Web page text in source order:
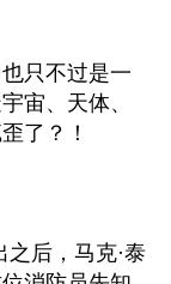
只不过是一
宙、天体、
了？！
后，马克·泰